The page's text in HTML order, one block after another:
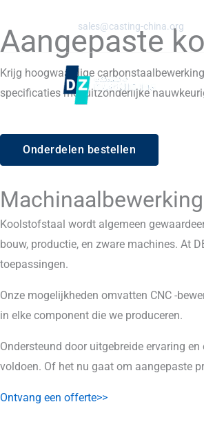
naar
de
inhoud
sales@casting-china.org
Aangepaste
Krijg hoogwaardige
specificaties met uitzonderlijke
Onderdelen bestellen
Koolstofstaal wordt algemeen
bouw, productie, en zware machines. At
toepassingen.
Onze mogelijkheden omvatten CNC -
in elke component die we produceren.
Ondersteund door uitgebreide ervaring
voldoen. Of het nu gaat om aangepaste
Ontvang een offerte>>